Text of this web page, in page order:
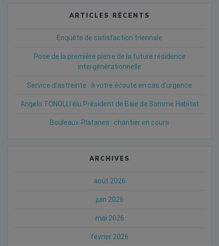
ARTICLES RÉCENTS
Enquête de satisfaction triennale
Pose de la première pierre de la future résidence
intergénérationnelle
Service d’astreinte : à votre écoute en cas d’urgence
Angelo TONOLLI élu Président de Baie de Somme Habitat
Bouleaux-Platanes : chantier en cours
ARCHIVES
août 2026
juin 2026
mai 2026
février 2026